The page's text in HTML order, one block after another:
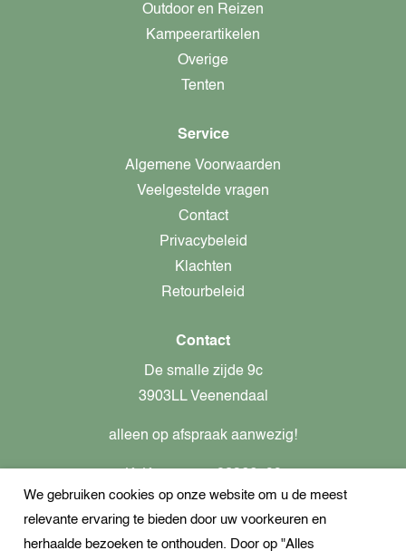
Outdoor en Reizen
Kampeerartikelen
Overige
Tenten
Service
Algemene Voorwaarden
Veelgestelde vragen
Contact
Privacybeleid
Klachten
Retourbeleid
Contact
De smalle zijde 9c
3903LL Veenendaal
alleen op afspraak aanwezig!
Btw-nummer: nl862437301B01
+31621944547
We gebruiken cookies op onze website om u de meest
relevante ervaring te bieden door uw voorkeuren en
herhaalde bezoeken te onthouden. Door op "Alles